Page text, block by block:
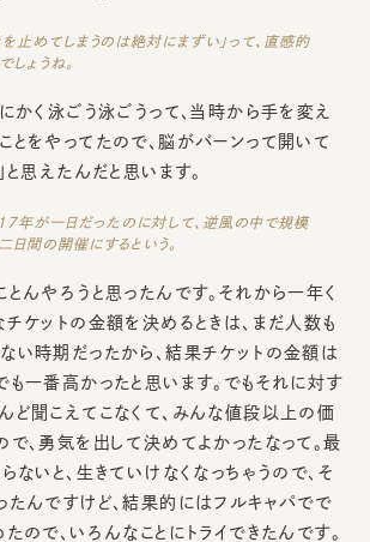
を止めてしまうのは絶対にまずい」って、直感的
しょうね。
かく泳ごう泳ごうって、当時から手を変え
とをやってたので、脳がバーンって開いて
と思えたんだと思います。
年が一日だったのに対して、逆風の中で規模
日間の開催にするという。
んやろうと思ったんです。それから一年く
チケットの金額を決めるときは、まだ人数も
い時期だったから、結果チケットの金額は
も一番高かったと思います。でもそれに対す
ど聞こえてこなくて、みんな値段以上の価
で、勇気を出して決めてよかったなって。最
ないと、生きていけなくなっちゃうので、そ
たんですけど、結果的にはフルキャパでで
ので、いろんなことにトライできたんです。